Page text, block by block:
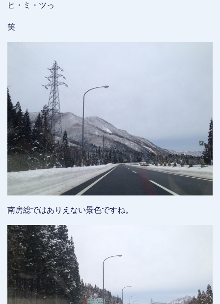
ヒ・ミ・ツっ
笑
南房総ではありえない景色ですね。